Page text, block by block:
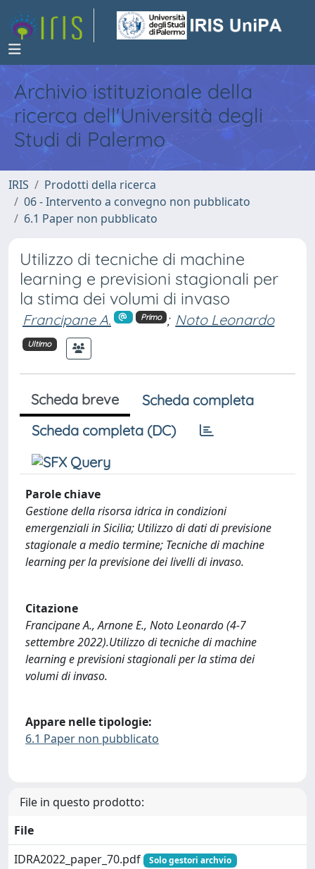
Archivio istituzionale della
ricerca dell'Università degli
Studi di Palermo
IRIS
Prodotti della ricerca
06 - Intervento a convegno non pubblicato
6.1 Paper non pubblicato
Utilizzo di tecniche di machine
learning e previsioni stagionali per
la stima dei volumi di invaso
Francipane A. Primo ; Noto Leonardo
Ultimo
Scheda breve
Scheda completa
Scheda completa (DC)
Parole chiave
Gestione della risorsa idrica in condizioni
emergenziali in Sicilia; Utilizzo di dati di previsione
stagionale a medio termine; Tecniche di machine
learning per la previsione dei livelli di invaso.
Citazione
Francipane A., Arnone E., Noto Leonardo (4-7
settembre 2022).Utilizzo di tecniche di machine
learning e previsioni stagionali per la stima dei
volumi di invaso.
Appare nelle tipologie:
6.1 Paper non pubblicato
File in questo prodotto:
File
IDRA2022_paper_70.pdf
Solo gestori archvio